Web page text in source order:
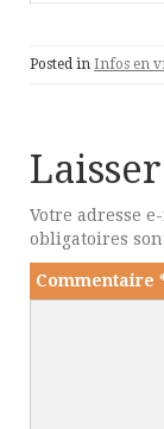
Posted in Infos en
Votre adresse
obligatoires
Commentaire